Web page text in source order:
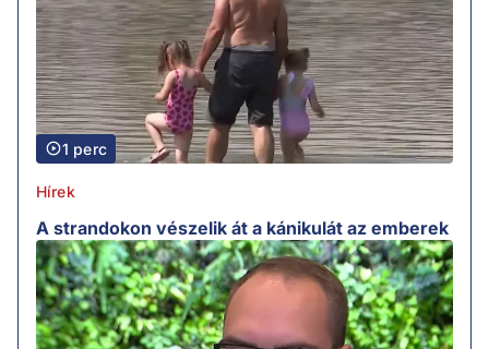
1 perc
Hírek
A strandokon vészelik át a kánikulát az emberek